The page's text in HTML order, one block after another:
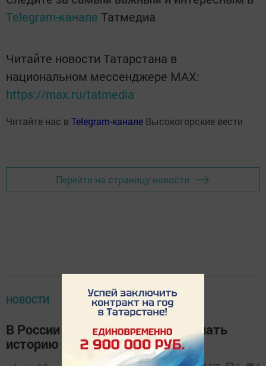
Telegram-канале Татмедиа
Читайте новости Татарстана в
национальном мессенджере MАХ:
https://max.ru/tatmedia
Читайте нас в Telegram-канале Высокогорские вести
Перейти на страницу новости
НОВОСТИ
В России школьники начнут изучать
историю с первого класса